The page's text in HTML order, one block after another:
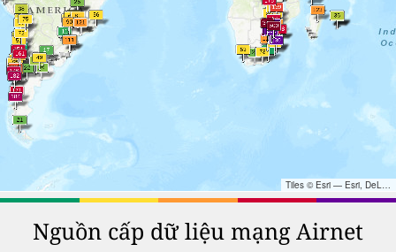
Tiles © Esri — Esri, DeLorme, NAVTEQ, TomTom, Intermap, iPC, USGS, FAO, NPS, NRCAN, GeoBase, Kadaster NL, Ordnance Survey, Esri Japan, METI, Esri China (Hong Kong), and the GIS User Community
Nguồn cấp dữ liệu mạng Airnet